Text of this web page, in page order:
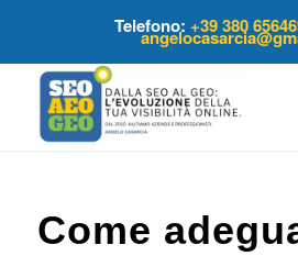
Telefono:+39 380
Come